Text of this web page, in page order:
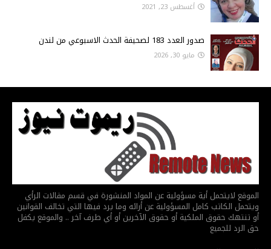
أغسطس 23, 2021
صدور العدد 183 لصحيفة الحدث الاسبوعي من لندن
مايو 30, 2026
الموقع لايتحمل أية مسؤولية عن المواد المنشورة في قسم مقالات الرأي
ويتحمل الكاتب كامل المسؤولية عن أرائه وما يرد فيها التي تخالف القوانين
أو تنتهك حقوق الملكية أو حقوق الآخرين أو أي طرف آخر .. والموقع يكفل
حق الرد للجميع